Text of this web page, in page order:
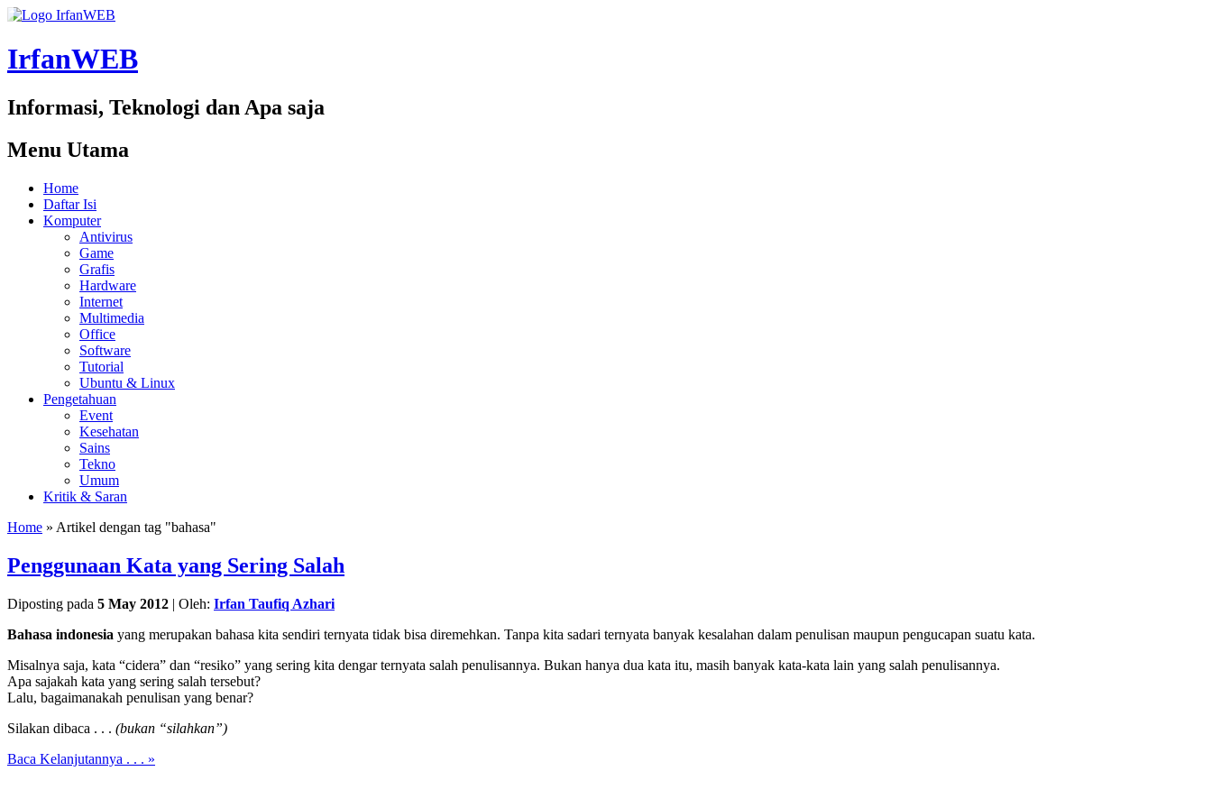
IrfanWEB
Informasi, Teknologi dan Apa saja
Menu Utama
Home
Daftar Isi
Komputer
Antivirus
Game
Grafis
Hardware
Internet
Multimedia
Office
Software
Tutorial
Ubuntu & Linux
Pengetahuan
Event
Kesehatan
Sains
Tekno
Umum
Kritik & Saran
Home » Artikel dengan tag "bahasa"
Penggunaan Kata yang Sering Salah
Diposting pada 5 May 2012 | Oleh: Irfan Taufiq Azhari
Bahasa indonesia yang merupakan bahasa kita sendiri ternyata tidak bisa diremehkan. Tanpa kita sadari ternyata banyak kesalahan dalam penulisan maupun pengucapan suatu kata.
Misalnya saja, kata “cidera” dan “resiko” yang sering kita dengar ternyata salah penulisannya. Bukan hanya dua kata itu, masih banyak kata-kata lain yang salah penulisannya.
Apa sajakah kata yang sering salah tersebut?
Lalu, bagaimanakah penulisan yang benar?
Silakan dibaca . . . (bukan “silahkan”)
Baca Kelanjutannya . . . »